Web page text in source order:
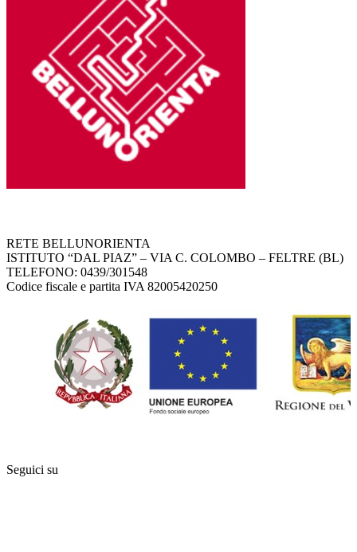
RETE BELLUNORIENTA
ISTITUTO “DAL PIAZ” – VIA C. COLOMBO – FELTRE (BL)
TELEFONO: 0439/301548
Codice fiscale e partita IVA 82005420250
Seguici su